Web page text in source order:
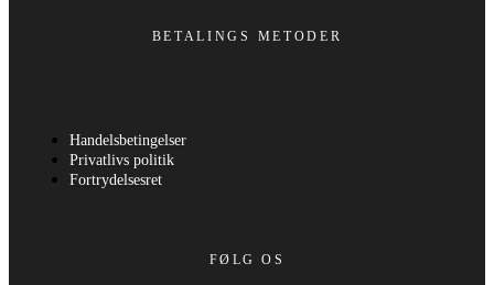
BETALINGS METODER
Handelsbetingelser
Privatlivs politik
Fortrydelsesret
FØLG OS